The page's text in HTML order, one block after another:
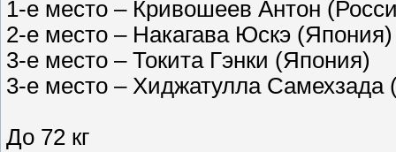
1-е место – Кривошеев Антон
2-е место – Накагава Юскэ (Япония)
3-е место – Токита Гэнки (Япония)
3-е место – Хиджатулла Самехзада
До 72 кг